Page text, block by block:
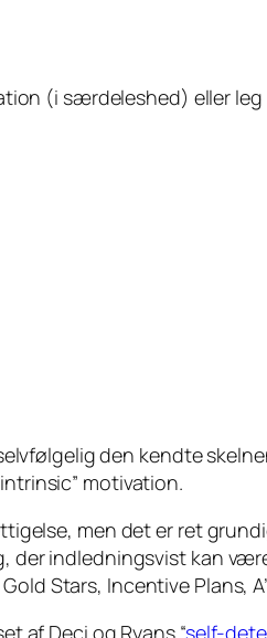
(i særdeleshed) eller
den kendte
motivation.
men det er ret
der indledningsvist kan
Stars, Incentive Plans,
af Deci og Ryans “self-